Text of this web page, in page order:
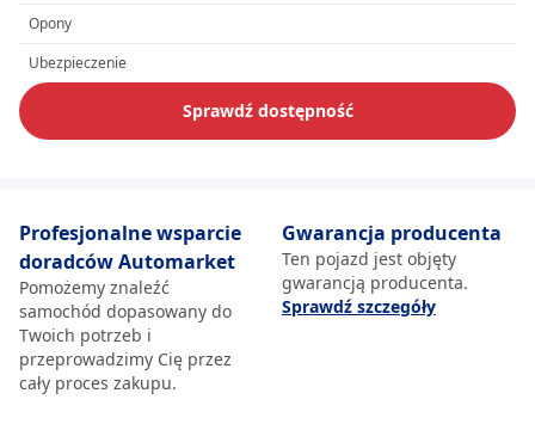
Opony
Ubezpieczenie
Sprawdź dostępność
Profesjonalne wsparcie
doradców Automarket
Pomożemy znaleźć
samochód dopasowany do
Twoich potrzeb i
przeprowadzimy Cię przez
cały proces zakupu.
Gwarancja producenta
Ten pojazd jest objęty
gwarancją producenta.
Sprawdź szczegóły